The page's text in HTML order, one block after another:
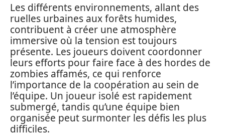
Les différents environnements, allant des
ruelles urbaines aux forêts humides,
contribuent à créer une atmosphère
immersive où la tension est toujours
présente. Les joueurs doivent coordonner
leurs efforts pour faire face à des hordes de
zombies affamés, ce qui renforce
l’importance de la coopération au sein de
l’équipe. Un joueur isolé est rapidement
submergé, tandis qu’une équipe bien
organisée peut surmonter les défis les plus
difficiles.